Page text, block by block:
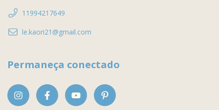
11994217649
le.kaori21@gmail.com
Permaneça conectado